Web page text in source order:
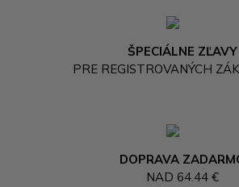
ŠPECIÁLNE ZĽAVY
PRE REGISTROVANÝCH
DOPRAVA
NAD 64.44 €